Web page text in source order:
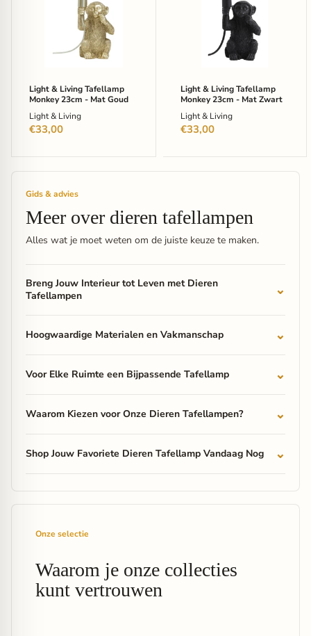
Light & Living Tafellamp
Monkey 23cm - Mat Goud
Light & Living
€33,00
Light & Living Tafellamp
Monkey 23cm - Mat Zwart
Light & Living
€33,00
Gids & advies
Meer over dieren tafellampen
Alles wat je moet weten om de juiste keuze te maken.
Breng Jouw Interieur tot Leven met Dieren
Tafellampen
Hoogwaardige Materialen en Vakmanschap
Voor Elke Ruimte een Bijpassende Tafellamp
Waarom Kiezen voor Onze Dieren Tafellampen?
Shop Jouw Favoriete Dieren Tafellamp Vandaag Nog
Onze selectie
Waarom je onze collecties
kunt vertrouwen